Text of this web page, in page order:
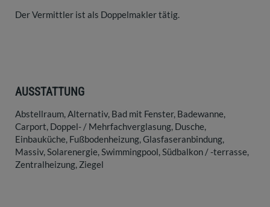
Der Vermittler ist als Doppelmakler tätig.
AUSSTATTUNG
Abstellraum Alternativ Bad mit Fenster Badewanne
Carport Doppel- / Mehrfachverglasung Dusche
Einbauküche Fußbodenheizung Glasfaseranbindung
Massiv Solarenergie Swimmingpool Südbalkon / -terrasse
Zentralheizung Ziegel